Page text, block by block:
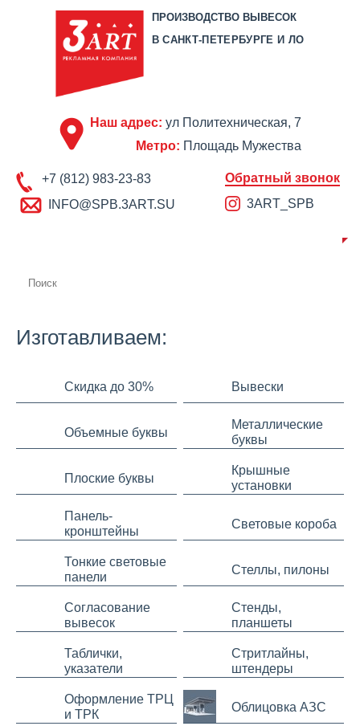
ПРОИЗВОДСТВО ВЫВЕСОК
В САНКТ-ПЕТЕРБУРГЕ И ЛО
Наш адрес: ул Политехническая, 7
Метро: Площадь Мужества
+7 (812) 983-23-83
INFO@SPB.3ART.SU
Обратный звонок
3ART_SPB
Изготавливаем:
Скидка до 30% Вывески
Объемные буквы
Металлические
буквы
Плоские буквы
Крышные
установки
Панель-
кронштейны
Световые короба
Тонкие световые
панели
Стеллы, пилоны
Согласование
вывесок
Стенды,
планшеты
Таблички,
указатели
Стритлайны,
штендеры
Оформление ТРЦ
и ТРК
Облицовка АЗС